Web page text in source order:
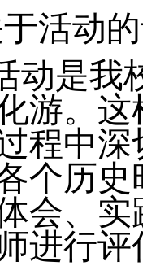
活动
动是我
游。
程中
个历
会、
进行评